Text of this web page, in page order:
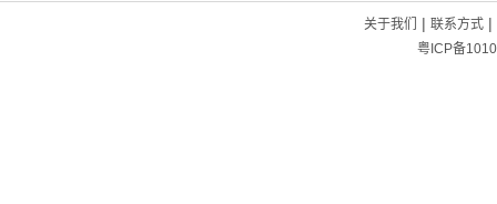
关于我们 | 联系方式|
粤ICP备